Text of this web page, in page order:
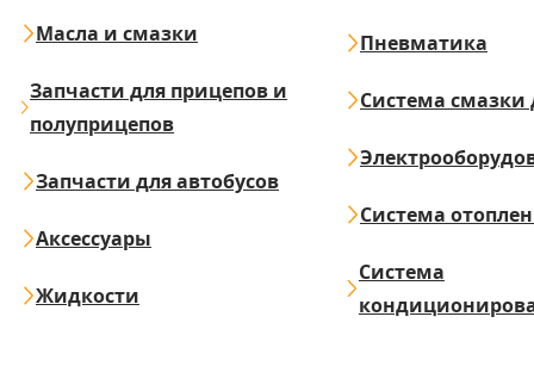
Масла и смазки
Запчасти для прицепов и
полуприцепов
Запчасти для автобусов
Аксессуары
Жидкости
Пневматика
Система смазки
Система
Система